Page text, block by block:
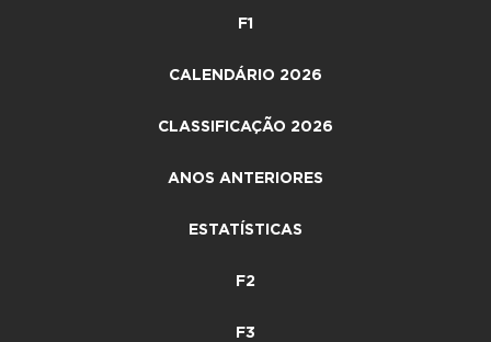
F1
CALENDÁRIO 2026
CLASSIFICAÇÃO 2026
ANOS ANTERIORES
ESTATÍSTICAS
F2
F3